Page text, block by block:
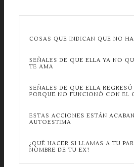
COSAS QUE INDICAN QUE NO
SEÑALES DE QUE ELLA YA NO
TE AMA
SEÑALES DE QUE ELLA
PORQUE NO FUNCIONÓ CON EL
ESTAS ACCIONES ESTÁN
AUTOESTIMA
¿QUÉ HACER SI LLAMAS A TU
NOMBRE DE TU EX?